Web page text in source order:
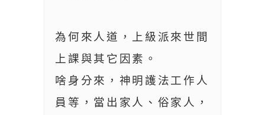
為何來人道，上級派來世間
上課與其它因素。
啥身分來，神明護法工作人
員等，當出家人、俗家人，